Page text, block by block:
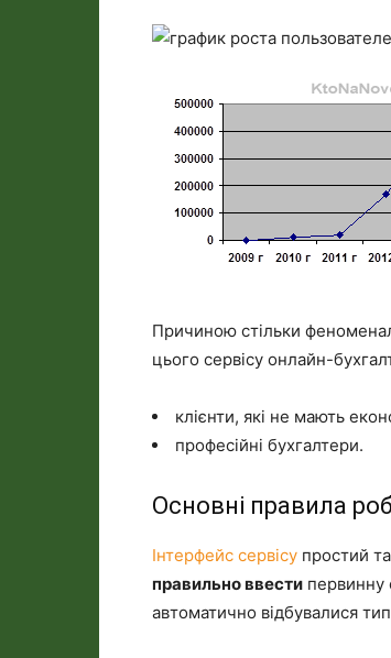
Причиною стільки
цього сервісу онлайн-
клієнти, які не мають
професійні бухгалтери.
Основні правила
Інтерфейс сервісу простий
правильно ввести первинну
автоматично відбувалися